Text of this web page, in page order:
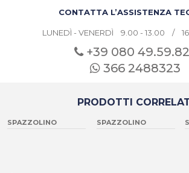
CONTATTA L’ASSISTENZA
LUNEDÌ - VENERDÌ 9.00 - 13.00 /
+39 080
366 2488323
PRODOTTI
SPAZZOLINO SPAZZOLINO